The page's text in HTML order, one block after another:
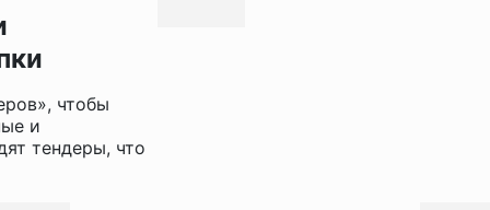
чтобы
и
тендеры, что